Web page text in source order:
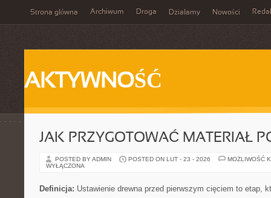
Strona główna Archiwum Droga Działamy Nowości
AKTYWNOŚĆ
JAK PRZYGOTOWAĆ MATERIAŁ
POSTED BY ADMIN POSTED ON LUT - 23 - 2026
MOŻLIWOŚĆ
WYŁĄCZONA
Definicja: Ustawienie drewna przed pierwszym cięciem to etap,